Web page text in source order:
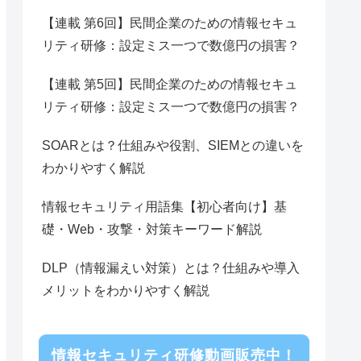
【連載 第6回】民間企業のための情報セキュ
リティ研修：設定ミス一つで数億円の損害？
【連載 第5回】民間企業のための情報セキュ
リティ研修：設定ミス一つで数億円の損害？
SOARとは？仕組みや役割、SIEMとの違いを
わかりやすく解説
情報セキュリティ用語集【初心者向け】基
礎・Web・攻撃・対策キーワード解説
DLP（情報漏えい対策）とは？仕組みや導入
メリットをわかりやすく解説
情報セキュリティ研修動画販売中！